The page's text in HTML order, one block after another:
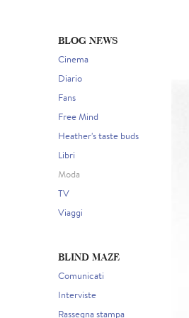
BLOG NEWS
Cinema
Diario
Fans
Free Mind
Heather's taste buds
Libri
Moda
TV
Viaggi
BLIND MAZE
Comunicati
Interviste
Rassegna stampa